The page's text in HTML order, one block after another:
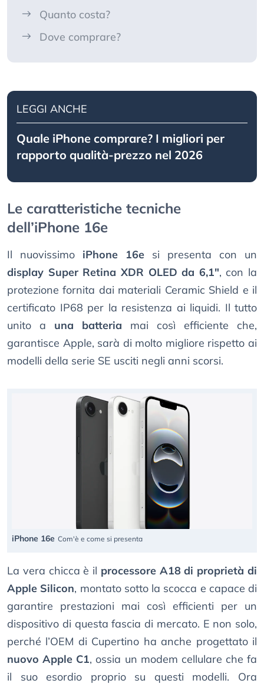
Quanto costa?
Dove comprare?
LEGGI ANCHE
Quale iPhone comprare? I migliori per
rapporto qualità-prezzo nel 2026
Le caratteristiche tecniche
dell’iPhone 16e
Il nuovissimo iPhone 16e si presenta con un
display Super Retina XDR OLED da 6,1", con la
protezione fornita dai materiali Ceramic Shield e il
certificato IP68 per la resistenza ai liquidi. Il tutto
unito a una batteria mai così efficiente che,
garantisce Apple, sarà di molto migliore rispetto ai
modelli della serie SE usciti negli anni scorsi.
iPhone 16e Com'è e come si presenta
La vera chicca è il processore A18 di proprietà di
Apple Silicon, montato sotto la scocca e capace di
garantire prestazioni mai così efficienti per un
dispositivo di questa fascia di mercato. E non solo,
perché l’OEM di Cupertino ha anche progettato il
nuovo Apple C1, ossia un modem cellulare che fa
il suo esordio proprio su questi modelli. Ora